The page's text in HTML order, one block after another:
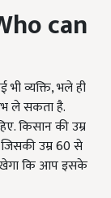
can
व्यक्ति, भले ही
ले सकता है.
किसान की उम्र
उम्र 60 से
कि आप इसके